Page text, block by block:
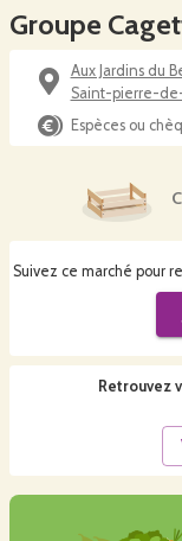
Aux Jardins du
Saint-pierre-
Espèces ou
Suivez ce marché pour
Retrouvez